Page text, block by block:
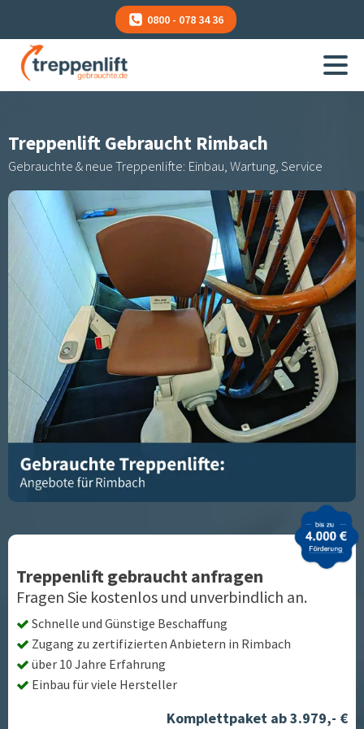
0800 - 078 34 36
Treppenlift Gebraucht Rimbach
Gebrauchte & neue Treppenlifte: Einbau, Wartung, Service
Treppenlift gebraucht anfragen
Fragen Sie kostenlos und unverbindlich an.
Schnelle und Günstige Beschaffung
Zugang zu zertifizierten Anbietern in Rimbach
über 10 Jahre Erfahrung
Einbau für viele Hersteller
Komplettpaket ab 3.979,- €